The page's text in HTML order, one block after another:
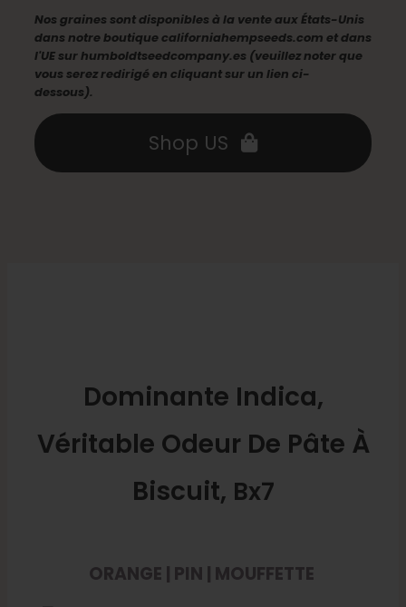
de
:
Nos graines sont disponibles à la vente aux États-Unis
dans notre boutique californiahempseeds.com et dans
l'UE sur humboldtseedcompany.es (veuillez noter que
vous serez redirigé en cliquant sur un lien ci-
dessous).
Shop US
Dominante Indica,
Véritable Odeur De Pâte À
Biscuit, Bx7
ORANGE | PIN | MOUFFETTE